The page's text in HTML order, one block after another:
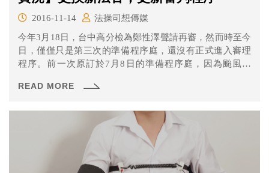
2016-11-14
法操司想傳媒
今年3月18日，台中高分檢為鄭性澤聲請再審，然而時至今
日，僅僅只是第三次的準備程序庭，還沒有正式進入審理
程序。前一次原訂於7月8日的準備程序庭，因為颱風來
備程序會間隔這麼久，原因是更換了法官，必須要更新審
READ MORE